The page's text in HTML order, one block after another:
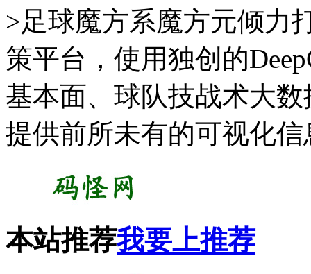
>足球魔方系魔方元倾力
策平台，使用独创的
基本面、球队技战术大
提供前所未有的可视化
本站推荐我要上推荐